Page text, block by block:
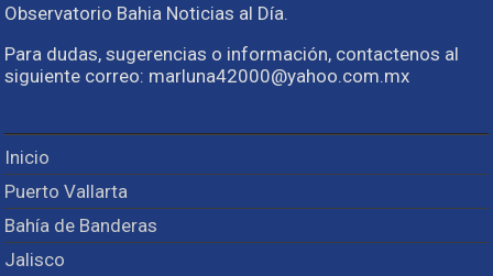
Observatorio Bahia Noticias al Día.
Para dudas, sugerencias o información, contactenos al
siguiente correo: marluna42000@yahoo.com.mx
Inicio
Puerto Vallarta
Bahía de Banderas
Jalisco